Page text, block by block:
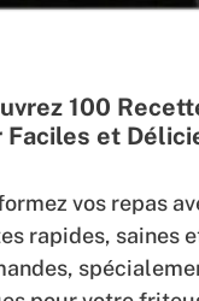
100
Faciles et
vos repas
rapides, saines